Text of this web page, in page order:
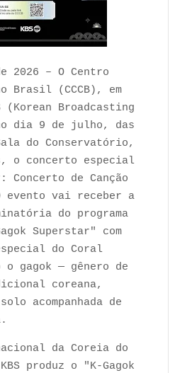
2026 – O Centro
Brasil (CCCB), em
(Korean Broadcasting
dia 9 de julho, das
do Conservatório,
o concerto especial
Concerto de Canção
evento vai receber a
do programa
Superstar" com
do Coral
o gagok — gênero de
coreana,
acompanhada de
da Coreia do
produz o "K-Gagok